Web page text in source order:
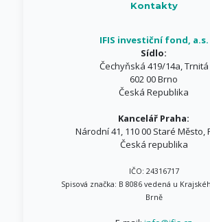
Kontakty
IFIS investiční fond, a.s.
Sídlo:
Čechyňská 419/14a, Trnitá
602 00 Brno
Česká Republika
Kancelář Praha:
Národní 41, 110 00 Staré Město,
Česká republika
IČO: 24316717
Spisová značka: B 8086 vedená u
Brně